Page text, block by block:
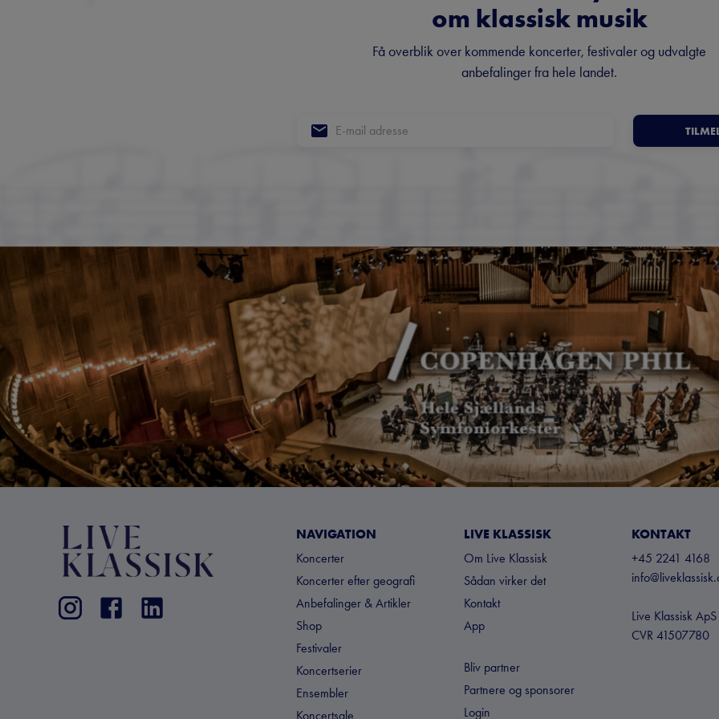
om klassisk musik
Få overblik over kommende koncerter, festivaler og udvalgte
anbefalinger fra hele landet.
NAVIGATION
Koncerter
Koncerter efter geografi
Anbefalinger & Artikler
Shop
Festivaler
Koncertserier
Ensembler
Koncertsale
LIVE KLASSISK
Om Live Klassisk
Sådan virker det
Kontakt
App
Bliv partner
Partnere og sponsorer
Login
KONTAKT
+45 2241 4168
Live Klassisk ApS
CVR 41507780